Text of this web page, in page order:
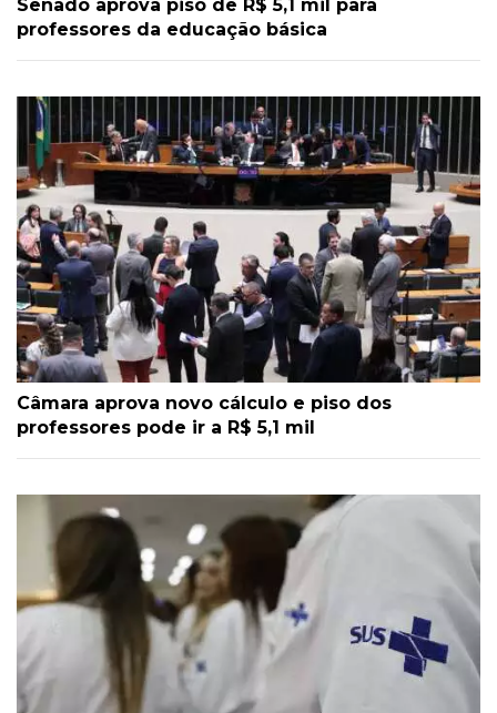
Senado aprova piso de R$ 5,1 mil para
professores da educação básica
Câmara aprova novo cálculo e piso dos
professores pode ir a R$ 5,1 mil